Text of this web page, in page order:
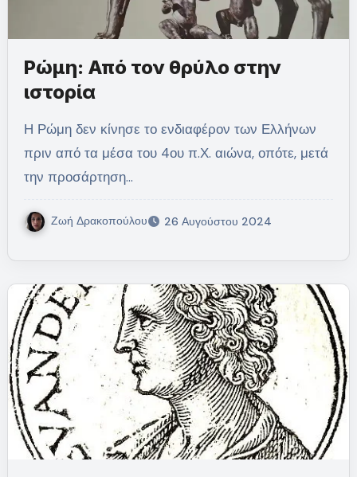
Ρώμη: Από τον θρύλο στην
ιστορία
Η Ρώμη δεν κίνησε το ενδιαφέρον των Ελλήνων
πριν από τα μέσα του 4ου π.Χ. αιώνα, οπότε, μετά
την προσάρτηση…
Ζωή Δρακοπούλου 26 Αυγούστου 2024